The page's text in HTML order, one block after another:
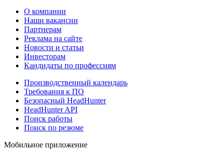
О компании
Наши вакансии
Партнерам
Реклама на сайте
Новости и статьи
Инвесторам
Кандидаты по профессиям
Производственный календарь
Требования к ПО
Безопасный HeadHunter
HeadHunter API
Поиск работы
Поиск по резюме
Мобильное приложение